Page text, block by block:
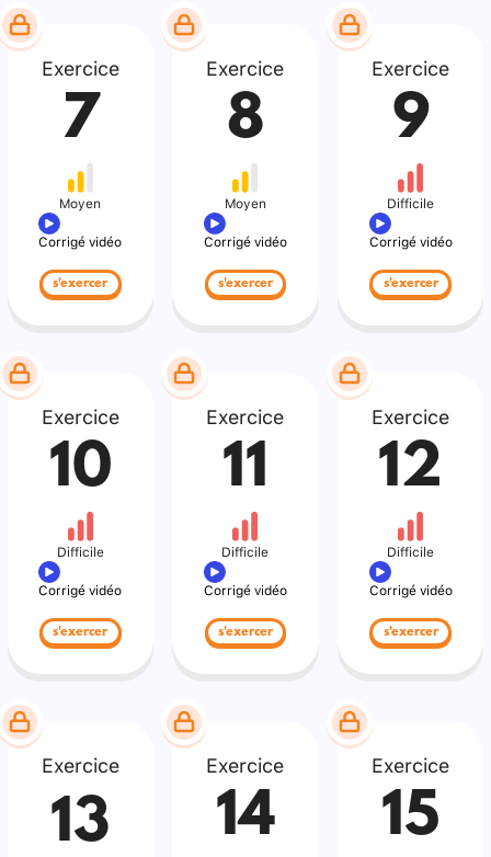
Exercice
7
Moyen
Corrigé vidéo
s'exercer
Exercice
8
Moyen
Corrigé vidéo
s'exercer
Exercice
9
Difficile
Corrigé vidéo
s'exercer
Exercice
10
Difficile
Corrigé vidéo
s'exercer
Exercice
11
Difficile
Corrigé vidéo
s'exercer
Exercice
12
Difficile
Corrigé vidéo
s'exercer
Exercice
13
Exercice
14
Exercice
15